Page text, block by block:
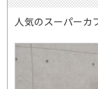
人気のスーパーカ